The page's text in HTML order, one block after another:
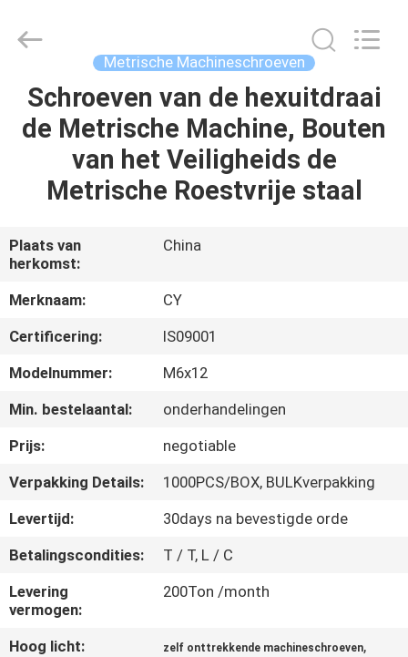
HUIS
PRODUCTEN
ONS
FABRIEKSREIS
KWALITEITSCONTROLE
CONTACTEER
ONS
NIEUWS
VERZOEK
OM EEN
CITAAT
Co,LTD.
Metrische Machineschroeven
Schroeven van de hexuitdraai
de Metrische Machine, Bouten
van het Veiligheids de
Metrische Roestvrije staal
Plaats van
herkomst:
China
Merknaam:
CY
Certificering:
IS09001
Modelnummer:
M6x12
Min. bestelaantal:
onderhandelingen
Prijs:
negotiable
Verpakking Details:
1000PCS/BOX, BULKverpakking
Levertijd:
30days na bevestigde orde
Betalingscondities:
T / T, L / C
Levering
vermogen:
200Ton /month
Hoog licht: zelf onttrekkende machineschroeven,